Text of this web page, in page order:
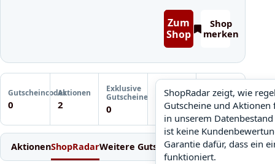
Zum
Shop
Shop
merken
Gutscheincodes
0
Aktionen
2
Exklusive
Gutscheine
0
ShopRadar
noch keine Daten
ShopRadar zeigt, wie
Gutscheine und Aktionen
in unserem
ist keine
Garantie dafür, dass ein
funktioniert.
Letzte
Gutscheinprüfung
Noch keine
Prüfung
AktionenShopRadarWeitere GutscheineEinlösen